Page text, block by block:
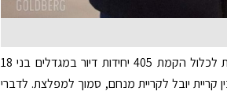
" מתוכננת לכלול הקמת 405 יחידות דיור במגדלים בני 18
יובל לקריית מנחם, סמוך למפלצת. לדברי